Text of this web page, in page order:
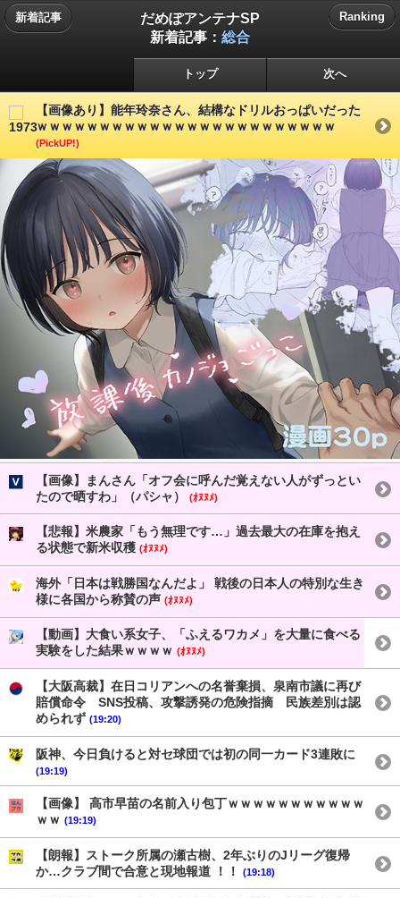
新着記事
だめぽアンテナSP
新着記事： 総合
Ranking
トップ 次へ
【画像あり】能年玲奈さん、結構なドリルおっぱいだった
ｗｗｗｗｗｗｗｗｗｗｗｗｗｗｗｗｗｗｗｗｗｗｗｗ
(PickUP!)
【画像】まんさん「オフ会に呼んだ覚えない人がずっとい
たので晒すわ」（パシャ）
(ｵﾇﾇﾒ)
【悲報】米農家「もう無理です…」過去最大の在庫を抱え
る状態で新米収穫 (ｵﾇﾇﾒ)
海外「日本は戦勝国なんだよ」 戦後の日本人の特別な生き
様に各国から称賛の声 (ｵﾇﾇﾒ)
【動画】大食い系女子、「ふえるワカメ」を大量に食べる
実験をした結果ｗｗｗｗ (ｵﾇﾇﾒ)
【大阪高裁】在日コリアンへの名誉棄損、泉南市議に再び
賠償命令 SNS投稿、攻撃誘発の危険指摘 民族差別は認
められず (19:20)
阪神、今日負けると対セ球団では初の同一カード3連敗に
(19:19)
【画像】 高市早苗の名前入り包丁ｗｗｗｗｗｗｗｗｗｗｗ
ｗｗ (19:19)
【朗報】ストーク所属の瀬古樹、2年ぶりのJリーグ復帰
か…クラブ間で合意と現地報道 ！！
(19:18)